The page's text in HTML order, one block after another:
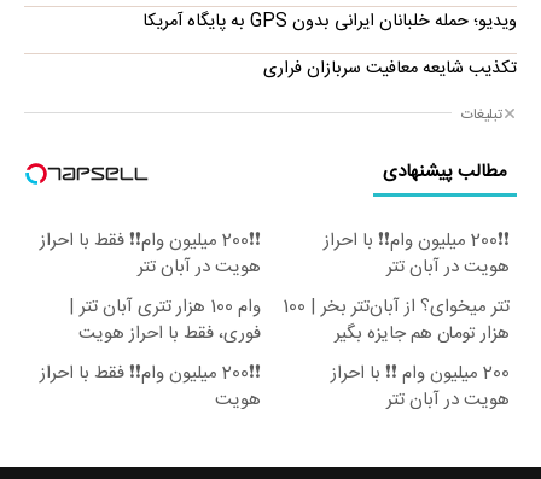
ویدیو؛ حمله خلبانان ایرانی بدون GPS به پایگاه آمریکا
تکذیب شایعه معافیت سربازان فراری
تبلیغات
مطالب پیشنهادی
❗❗200 میلیون وام❗❗ با احراز
هویت در آبان تتر
❗❗200 میلیون وام❗❗ فقط با احراز
هویت در آبان تتر
تتر میخوای؟ از آبان‌تتر بخر | 100
هزار تومان هم جایزه بگیر
وام 100 هزار تتری آبان تتر |
فوری، فقط با احراز هویت
200 میلیون وام ❗❗ با احراز
هویت در آبان تتر
❗❗200 میلیون وام❗❗ فقط با احراز
هویت